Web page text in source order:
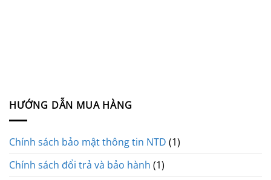
HƯỚNG DẪN MUA HÀNG
Chính sách bảo mật thông tin NTD (1)
Chính sách đổi trả và bảo hành (1)